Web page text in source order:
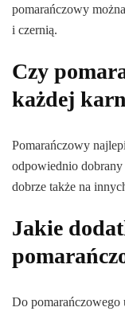
pomarańczowy
i czernią.
Czy
każdej
Pomarańczowy
odpowiednio
dobrze także na
Jakie
Do pomarańczowego